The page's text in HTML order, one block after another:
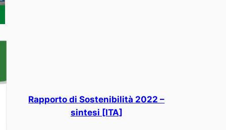
Rapporto di Sostenibilità 2022 –
sintesi [ITA]